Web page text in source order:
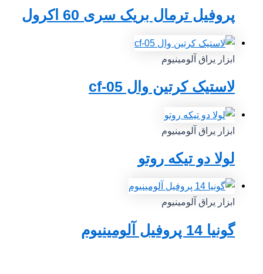
پروفیل ترمال بریک سری 60 اکرول
ابزار یراق آلومینیوم
لاستیک کرتین وال cf-05
ابزار یراق آلومینیوم
لولا دو تیکه روتو
ابزار یراق آلومینیوم
گونیا 14 پروفیل آلومینیوم